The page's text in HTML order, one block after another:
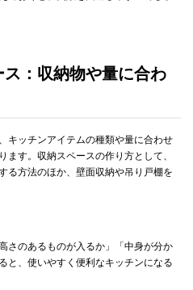
：収納物や量に合わ
キッチンアイテムの種類や量に合わせ
す。収納スペースの作り方として、
る方法のほか、壁面収納や吊り戸棚を
さのあるものが入るか」「中身が分か
と、使いやすく便利なキッチンになる